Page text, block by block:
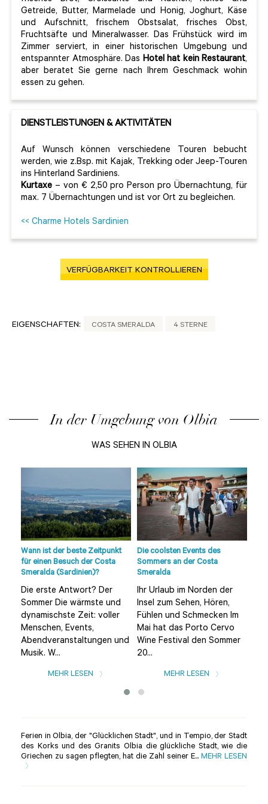
Getreide, Butter, Marmelade und Honig, Joghurt, Käse
und Aufschnitt, frischem Obstsalat, frisches Obst,
Fruchtsäfte und Mineralwasser. Das Frühstück wird im
Zimmer serviert, in einer historischen Umgebung und
entspannter Atmosphäre. Das Hotel hat kein Restaurant,
aber beratet Sie gerne nach Ihrem Geschmack wohin
essen zu gehen.
DIENSTLEISTUNGEN & AKTIVITÄTEN
Auf Wunsch können verschiedene Touren bebucht
werden, wie z.Bsp. mit Kajak, Trekking oder Jeep-Touren
ins Hinterland Sardiniens.
Kurtaxe – von € 2,50 pro Person pro Übernachtung, für
max. 7 Übernachtungen und ist vor Ort zu begleichen.
<< Charme Hotels Sardinien
VERFÜGBARKEIT KONTROLLIEREN
EIGENSCHAFTEN: COSTA SMERALDA 4 STERNE
In der Umgebung von Olbia
WAS SEHEN IN OLBIA
Wann ist der beste Zeitpunkt
für einen Besuch der Costa
Smeralda (Sardinien)?
Die erste Antwort? Der
Sommer Die wärmste und
dynamischste Zeit: voller
Menschen, Events,
Abendveranstaltungen und
Musik. W...
MEHR LESEN
Die coolsten Events des
Sommers an der Costa
Smeralda
Ihr Urlaub im Norden der
Insel zum Sehen, Hören,
Fühlen und Schmecken Im
Mai hat das Porto Cervo
Wine Festival den Sommer
20...
MEHR LESEN
Ferien in Olbia, der "Glücklichen Stadt", und in Tempio, der Stadt
des Korks und des Granits Olbia die glückliche Stadt, wie die
Griechen zu sagen pflegten, hat die Zahl seiner E... MEHR LESEN